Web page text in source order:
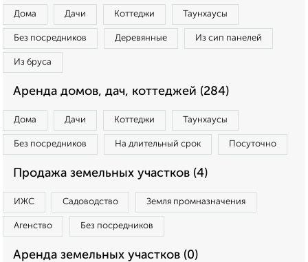
Дома Дачи Коттеджи Таунхаусы
Без посредников Деревянные Из сип панелей
Из бруса
Аренда домов, дач, коттеджей (284)
Дома Дачи Коттеджи Таунхаусы
Без посредников На длительный срок Посуточно
Продажа земельных участков (4)
ИЖС Садоводство Земля промназначения
Агенство Без посредников
Аренда земельных участков (0)